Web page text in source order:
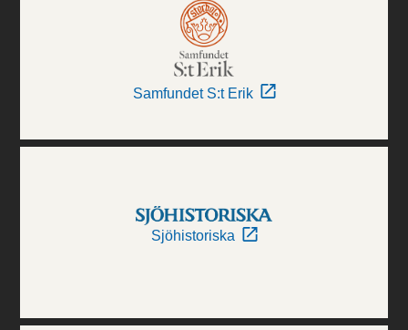
Samfundet S:t Erik
Sjöhistoriska